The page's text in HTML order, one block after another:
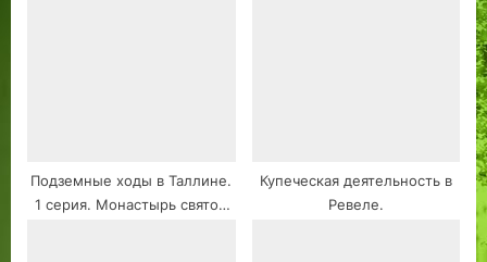
Подземные ходы в Таллине.
1 серия. Монастырь святой
Купеческая деятельность в
Ревеле.